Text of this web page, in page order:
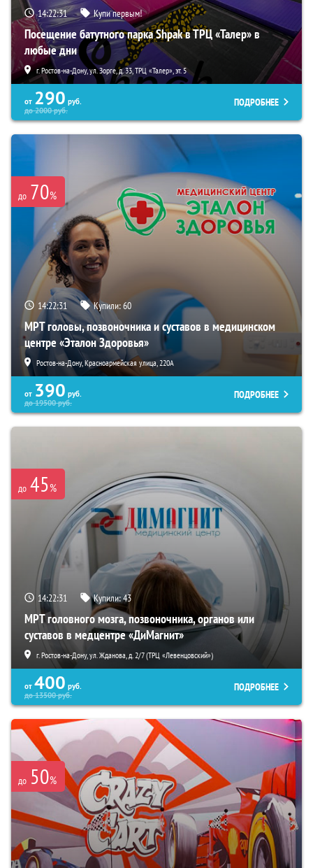
14:22:30 Купи первым!
Посещение батутного парка Shpak в ТРЦ «Талер» в
любые дни
г. Ростов-на-Дону, ул. Зорге, д. 33, ТРЦ «Талер», эт. 5
от 290 руб.
до2000руб.
ПОДРОБНЕЕ
до 70%
14:22:30 Купили:60
МРТ головы, позвоночника и суставов в медицинском
центре «Эталон Здоровья»
Ростов-на-Дону, Красноармейская улица, 220А
от 390 руб.
до19500руб.
ПОДРОБНЕЕ
до 45%
14:22:30 Купили:43
МРТ головного мозга, позвоночника, органов или
суставов в медцентре «ДиМагнит»
г. Ростов-на-Дону, ул. Жданова, д. 2/7 (ТРЦ «Левенцовский»)
от 400 руб.
до13500руб.
ПОДРОБНЕЕ
до 50%